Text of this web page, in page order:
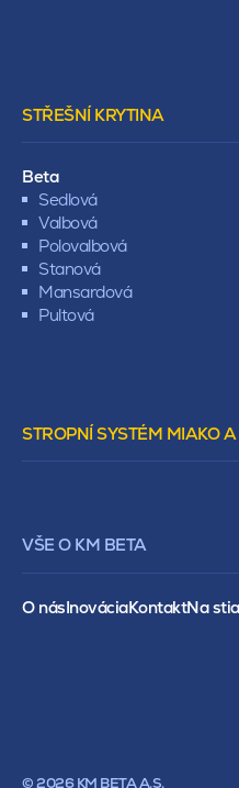
STŘEŠNÍ KRYTINA
Beta
Sedlová
Valbová
Polovalbová
Stanová
Mansardová
Pultová
STROPNÍ SYSTÉM MIAKO
VŠE O KM BETA
O násInováciaKontaktNa
© 2026 KM BETA A.S.